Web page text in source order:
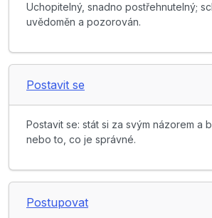
Uchopitelný, snadno postřehnutelný;
uvědoměn a pozorován.
Postavit se
Postavit se: stát si za svým názorem a
nebo to, co je správné.
Postupovat